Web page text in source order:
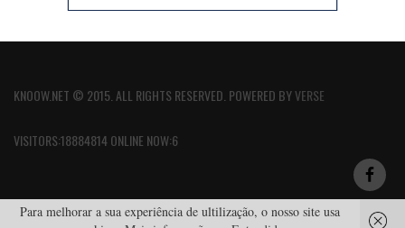
KNOOW.NET © 2015. ALL RIGHTS RESERVED. POWERED BYVERSE
VISITORS:18884814 ONLINE NOW:6
Para melhorar a sua experiência de ultilização, o nosso site usa